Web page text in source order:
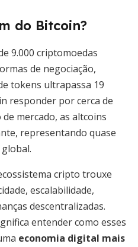
do Bitcoin?
9.000 criptomoedas
de negociação,
tokens ultrapassa 19
responder por cerca de
de mercado, as altcoins
representando quase
cripto trouxe
escalabilidade,
descentralizadas.
entender como esses
economia digital mais